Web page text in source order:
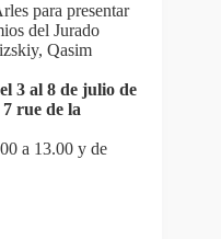
para presentar
del Jurado
Qasim
3 al 8 de julio de
7 rue de la
a 13.00 y de